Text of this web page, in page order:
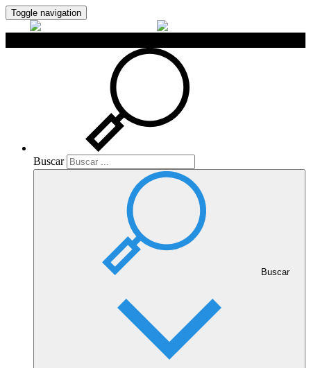
Toggle navigation
Buscar
Buscar